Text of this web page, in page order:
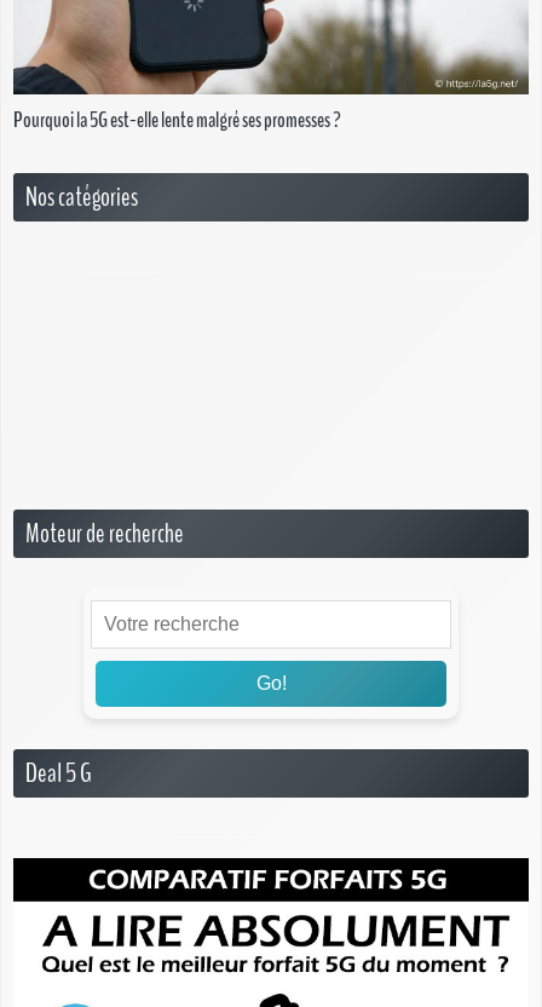
Pourquoi la 5G est-elle lente malgré ses promesses ?
Nos catégories
Moteur de recherche
Go!
Deal 5 G